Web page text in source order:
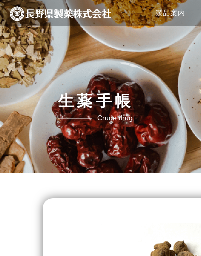
製品案内
生薬手帳
Crude drug